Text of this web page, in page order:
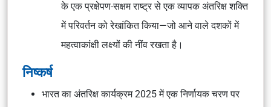
के एक प्रक्षेपण-सक्षम राष्ट्र से एक व्यापक अंतरिक्ष शक्ति
में परिवर्तन को रेखांकित किया—जो आने वाले दशकों में
महत्वाकांक्षी लक्ष्यों की नींव रखता है।
निष्कर्ष
भारत का अंतरिक्ष कार्यक्रम 2025 में एक निर्णायक चरण पर